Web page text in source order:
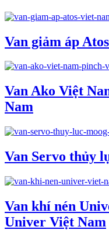
Van giảm áp
Van Ako Việt
Nam
Van Servo thủy
Van khí nén
Univer Việt Nam